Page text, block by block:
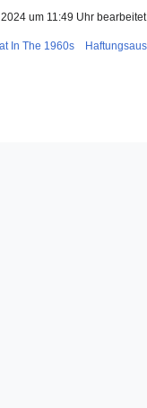
um 11:49 Uhr
In The 1960s